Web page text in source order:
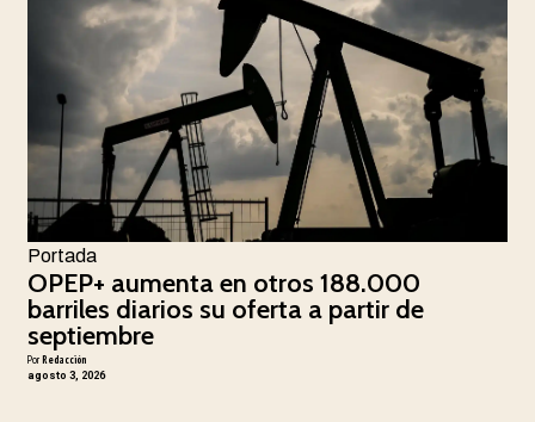
Portada
OPEP+ aumenta en otros 188.000
barriles diarios su oferta a partir de
septiembre
PorRedacción
agosto 3, 2026